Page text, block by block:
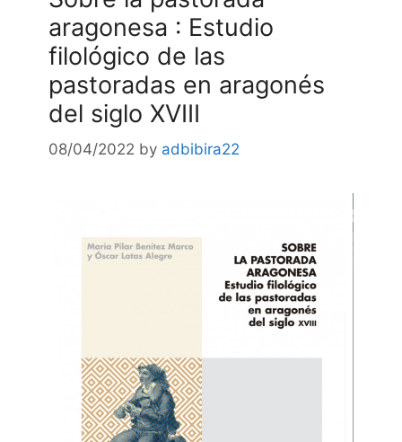
aragonesa : Estudio
filológico de las
pastoradas en aragonés
del siglo XVIII
08/04/2022 by adbibira22